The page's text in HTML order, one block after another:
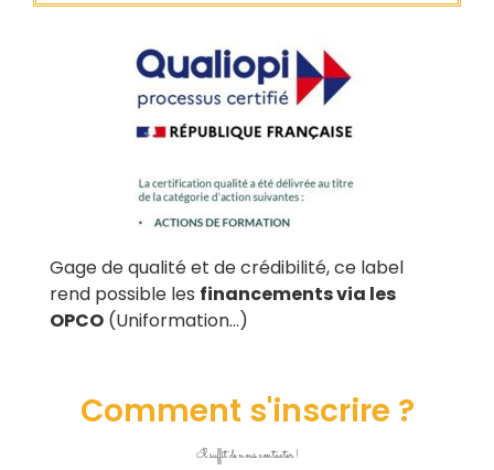
Gage de qualité et de crédibilité, ce label
rend possible les financements via les
OPCO (Uniformation…)
Comment s'inscrire ?
Il suffit de nous contacter !